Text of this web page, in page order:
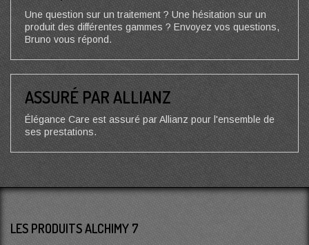
Une question sur un traitement ? Une hésitation sur un
produit des différentes gammes ? Envoyez vos questions,
Bruno vous répond.
ASSURÉ PAR ALLIANZ
Élégance Care est assuré par Allianz pour l'ensemble de
ses prestations.
LES PRODUITS ALCHIMY 7